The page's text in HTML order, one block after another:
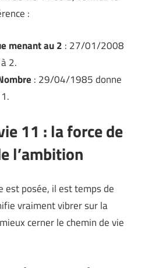
:
menant au 2 : 27/01/2008
2.
: 29/04/1985 donne
11 : la force de
l’ambition
est posée, il est temps de
vraiment vibrer sur la
cerner le chemin de vie